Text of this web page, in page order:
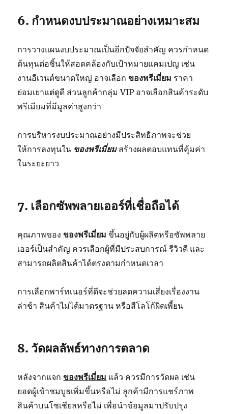
6. กำหนดงบประมาณอย่างเหมาะสม
การวางแผนงบประมาณเป็นอีกปัจจัยสำคัญ ควรกำหนด
ต้นทุนต่อชิ้นให้สอดคล้องกับเป้าหมายแคมเปญ เช่น
งานอีเวนต์ขนาดใหญ่ อาจเลือกของพรีเมี่ยม ราคา
ย่อมเยาแต่ดูดี ส่วนลูกค้ากลุ่ม VIP อาจเลือกสินค้าระดับ
พรีเมียมที่มีมูลค่าสูงกว่า
การบริหารงบประมาณอย่างมีประสิทธิภาพจะช่วย
ให้การลงทุนใน ของพรีเมี่ยมสร้างผลตอบแทนที่คุ้มค่า
ในระยะยาว
7. เลือกซัพพลายเออร์ที่เชื่อถือได้
คุณภาพของของพรีเมี่ยม ขึ้นอยู่กับผู้ผลิตหรือซัพพลาย
เออร์เป็นสำคัญ ควรเลือกผู้ที่มีประสบการณ์ รีวิวดี และ
สามารถผลิตสินค้าได้ตรงตามกำหนดเวลา
การเลือกพาร์ทเนอร์ที่ดีจะช่วยลดความเสี่ยงเรื่องงาน
ล่าช้า สินค้าไม่ได้มาตรฐาน หรือสีโลโก้ผิดเพี้ยน
8. วัดผลลัพธ์ทางการตลาด
หลังจากแจกของพรีเมี่ยม แล้ว ควรมีการวัดผล เช่น
ยอดผู้เข้าชมบูธเพิ่มขึ้นหรือไม่ ลูกค้ามีการแชร์ภาพ
สินค้าบนโซเชียลหรือไม่ เพื่อนำข้อมูลมาปรับปรุง